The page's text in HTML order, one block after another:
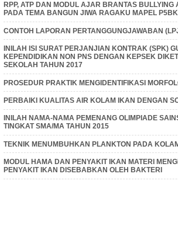
RPP, ATP DAN MODUL AJAR BRANTAS BULLYING
PADA TEMA BANGUN JIWA RAGAKU MAPEL P5BK
CONTOH LAPORAN PERTANGGUNGJAWABAN
INILAH ISI SURAT PERJANJIAN KONTRAK (SPK)
KEPENDIDIKAN NON PNS DENGAN KEPSEK
SEKOLAH TAHUN 2017
PROSEDUR PRAKTIK MENGIDENTIFIKASI
PERBAIKI KUALITAS AIR KOLAM IKAN DENGAN
INILAH NAMA-NAMA PEMENANG OLIMPIADE
TINGKAT SMA/MA TAHUN 2015
TEKNIK MENUMBUHKAN PLANKTON PADA
MODUL HAMA DAN PENYAKIT IKAN MATERI
PENYAKIT IKAN DISEBABKAN OLEH BAKTERI